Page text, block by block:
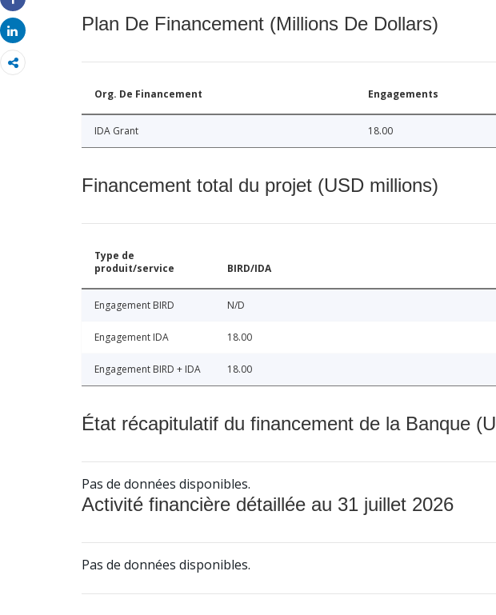
Share
Share
Plan De Financement (Millions De Dollars)
Org. De Financement Engagements
IDA Grant 18.00
Financement total du projet (USD millions)
Type de
produit/service
BIRD/IDA
Engagement BIRD N/D
Engagement IDA 18.00
Engagement BIRD + IDA 18.00
État récapitulatif du financement de la Banque
Pas de données disponibles.
Activité financière détaillée au 31 juillet 2026
Pas de données disponibles.